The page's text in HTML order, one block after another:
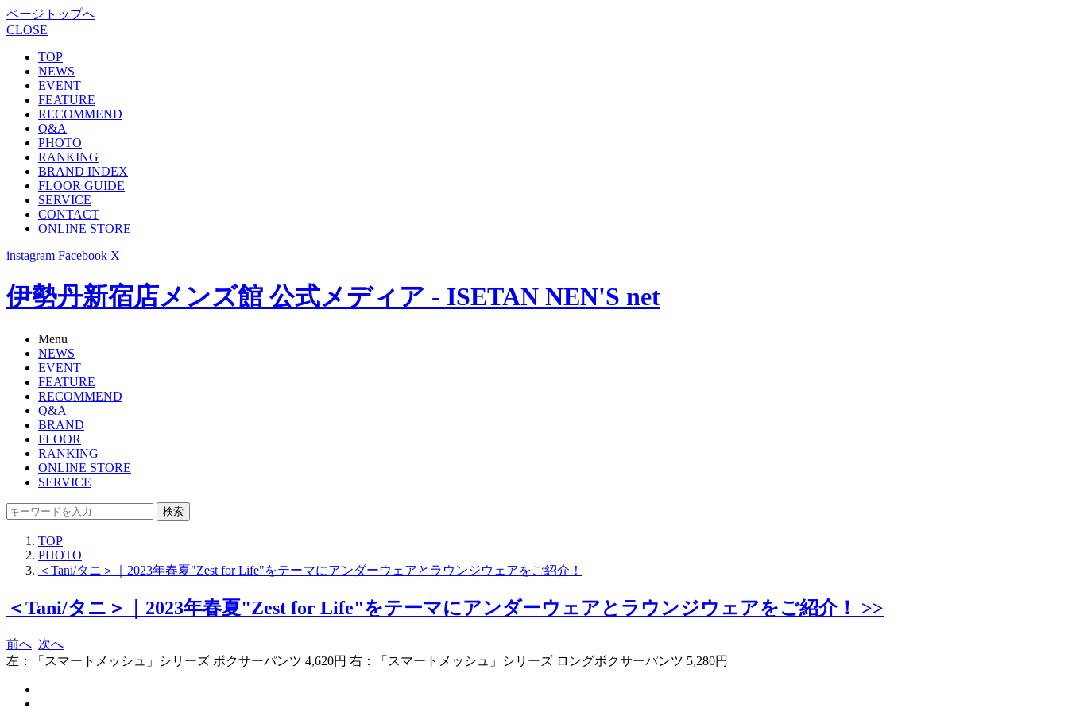
ページトップへ
CLOSE
TOP
NEWS
EVENT
FEATURE
RECOMMEND
Q&A
PHOTO
RANKING
BRAND INDEX
FLOOR GUIDE
SERVICE
CONTACT
ONLINE STORE
instagram Facebook X
伊勢丹新宿店メンズ館 公式メディア - ISETAN NEN'S net
Menu
NEWS
EVENT
FEATURE
RECOMMEND
Q&A
BRAND
FLOOR
RANKING
ONLINE STORE
SERVICE
検索
TOP
PHOTO
＜Tani/タニ＞｜2023年春夏"Zest for Life"をテーマにアンダーウェアとラウンジウェアをご紹介！
＜Tani/タニ＞｜2023年春夏"Zest for Life"をテーマにアンダーウェアとラウンジウェアをご紹介！ >>
前へ 次へ
左：「スマートメッシュ」シリーズ ボクサーパンツ 4,620円 右：「スマートメッシュ」シリーズ ロングボクサーパンツ 5,280円